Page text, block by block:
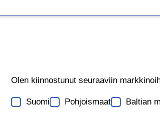
Olen kiinnostunut seuraaviin
Suomi Pohjoismaat Baltian